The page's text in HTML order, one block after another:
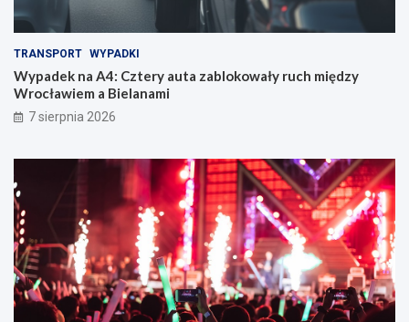
TRANSPORT WYPADKI
Wypadek na A4: Cztery auta zablokowały ruch między
Wrocławiem a Bielanami
7 sierpnia 2026